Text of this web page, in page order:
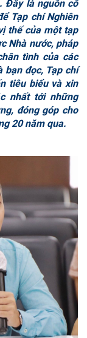
Đây là nguồn cổ
Tạp chí Nghiên
thế của một tạp
Nhà nước, pháp
tình của các
bạn đọc, Tạp chí
tiêu biểu và xin
nhất tới những
đóng góp cho
20 năm qua.